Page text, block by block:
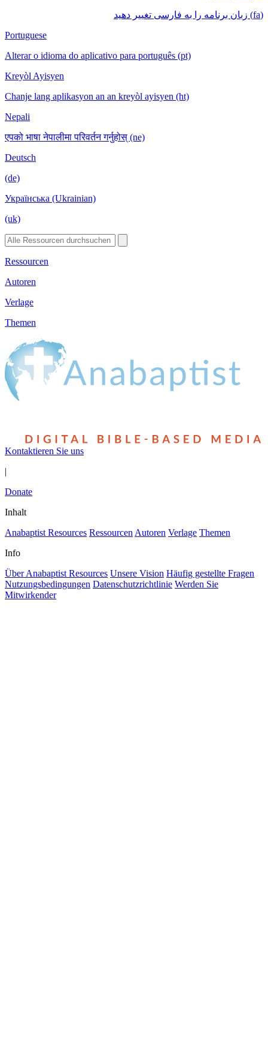
(fa) زبان برنامه را به فارسی تغییر دهید
Portuguese
Alterar o idioma do aplicativo para português (pt)
Kreyòl Ayisyen
Chanje lang aplikasyon an an kreyòl ayisyen (ht)
Nepali
एपको भाषा नेपालीमा परिवर्तन गर्नुहोस् (ne)
Deutsch
(de)
Українська (Ukrainian)
(uk)
Ressourcen
Autoren
Verlage
Themen
Kontaktieren Sie uns
|
Donate
Inhalt
Anabaptist Resources Ressourcen Autoren Verlage Themen
Info
Über Anabaptist Resources Unsere Vision Häufig gestellte Fragen
Nutzungsbedingungen Datenschutzrichtlinie Werden Sie
Mitwirkender